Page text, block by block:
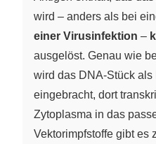
wird – anders als bei
einer Virusinfektion –
ausgelöst. Genau wie
wird das DNA-Stück
eingebracht, dort
Zytoplasma in das
Vektorimpfstoffe gibt es